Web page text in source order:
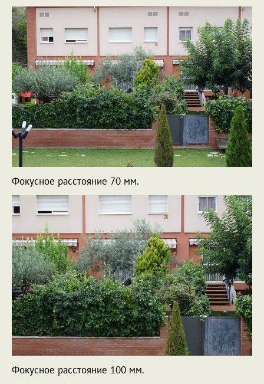
Фокусное расстояние 70 мм.
Фокусное расстояние 100 мм.